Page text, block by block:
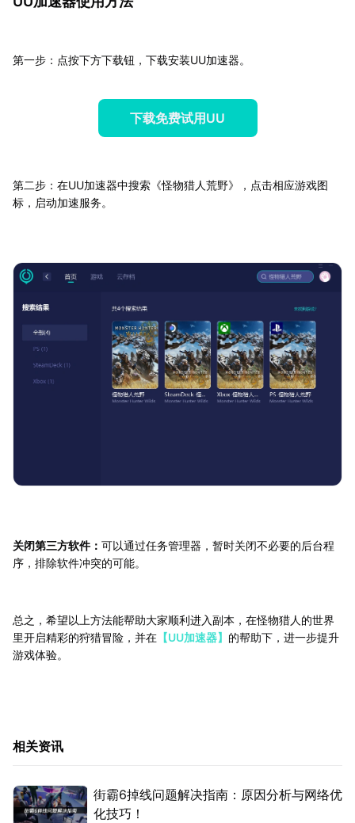
第一步：点按下方下载钮，下载安装UU加速器。
下载免费试用UU
第二步：在UU加速器中搜索《怪物猎人荒野》，点击相应游戏图
标，启动加速服务。
关闭第三方软件： 可以通过任务管理器，暂时关闭不必要的后台程
序，排除软件冲突的可能。
总之，希望以上方法能帮助大家顺利进入副本，在怪物猎人的世界
里开启精彩的狩猎冒险，并在 【UU加速器】 的帮助下，进一步提升
游戏体验。
相关资讯
街霸6掉线问题解决指南：原因分析与网络优
化技巧！